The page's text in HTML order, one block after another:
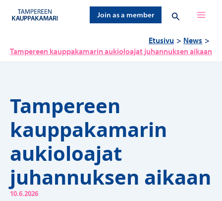
sisältöön
Join as a member Hae
Etusivu
News
Tampereen kauppakamarin aukioloajat juhannuksen aikaan
Tampereen
kauppakamarin
aukioloajat
juhannuksen aikaan
10.6.2026